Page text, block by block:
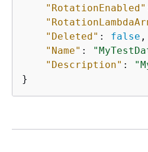
"RotationEnabled"
"Deleted" : false ,
"Name" :
"Description" :